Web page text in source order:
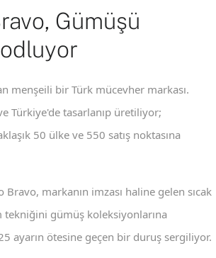
Gümüşü
menşeili bir Türk mücevher markası.
Türkiye'de tasarlanıp üretiliyor;
50 ülke ve 550 satış noktasına
markanın imzası haline gelen sıcak
gümüş koleksiyonlarına
ayarın ötesine geçen bir duruş sergiliyor.